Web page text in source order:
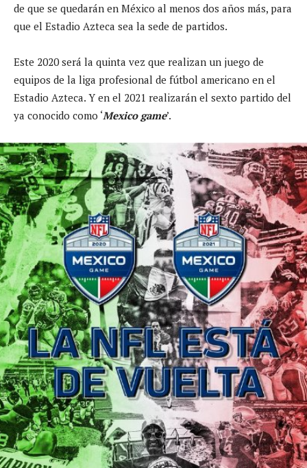
de que se quedarán en México al menos dos años más, para
que el Estadio Azteca sea la sede de partidos.
Este 2020 será la quinta vez que realizan un juego de
equipos de la liga profesional de fútbol americano en el
Estadio Azteca. Y en el 2021 realizarán el sexto partido del
ya conocido como ‘Mexico game’.